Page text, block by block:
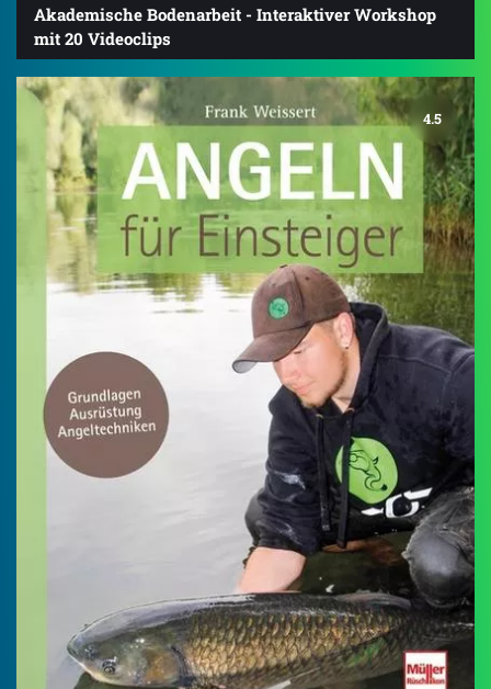
Akademische Bodenarbeit - Interaktiver Workshop
mit 20 Videoclips
4.5